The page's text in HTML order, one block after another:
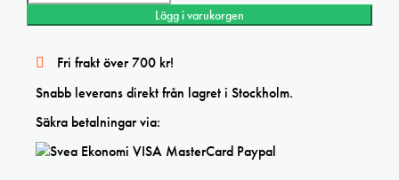
Lägg i varukorgen
Fri frakt över 700 kr!
Snabb leverans direkt från lagret i Stockholm.
Säkra betalningar via: